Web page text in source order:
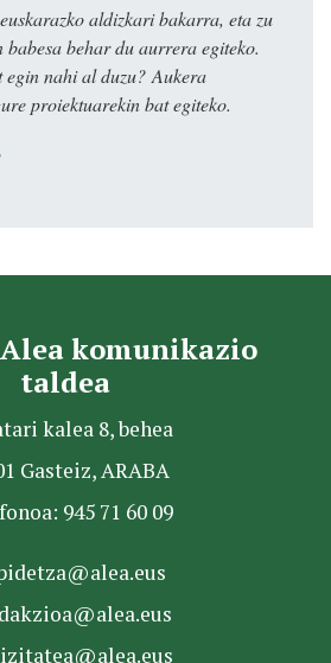
aldizkari bakarra, eta zu
behar du aurrera egiteko.
egin nahi al duzu? Aukera
proiektuarekin bat egiteko.
komunikazio
taldea
kalea 8, behea
Gasteiz, ARABA
945 71 60 09